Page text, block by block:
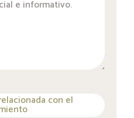
con el